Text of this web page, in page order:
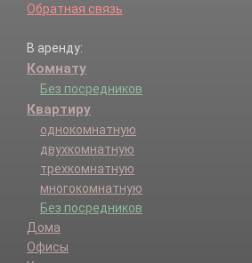
Обратная связь
В аренду:
Комнату
Без посредников
Квартиру
однокомнатную
двухкомнатную
трехкомнатную
многокомнатную
Без посредников
Дома
Офисы